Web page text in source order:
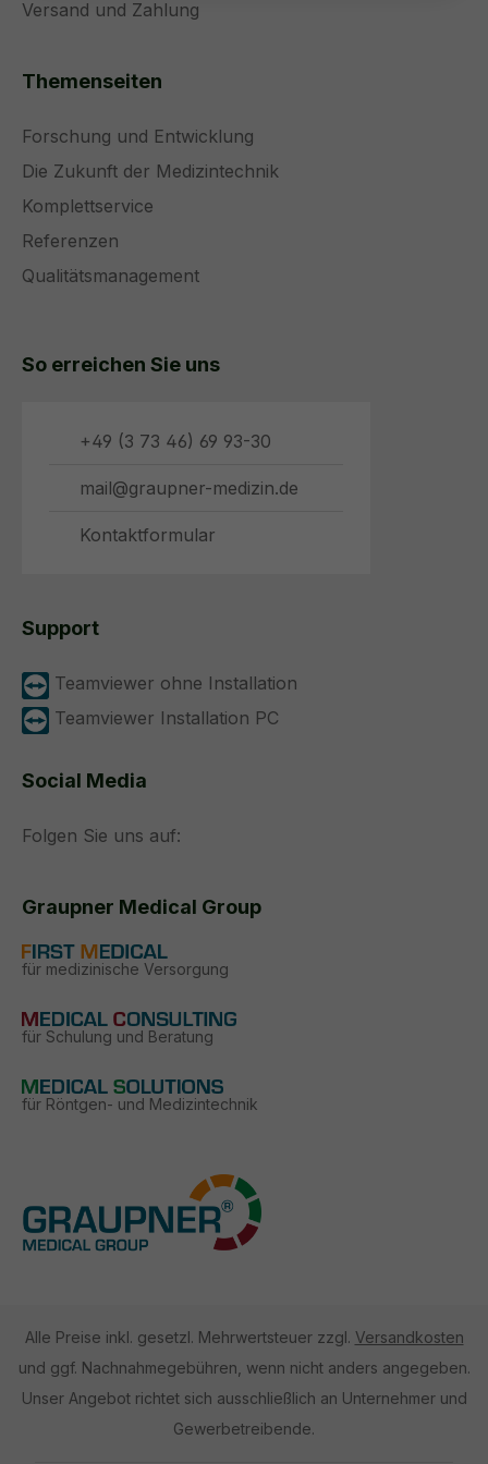
Versand und Zahlung
Themenseiten
Forschung und Entwicklung
Die Zukunft der Medizintechnik
Komplettservice
Referenzen
Qualitätsmanagement
So erreichen Sie uns
+49 (3 73 46) 69 93-30
mail@graupner-medizin.de
Kontaktformular
Support
Teamviewer ohne Installation
Teamviewer Installation PC
Social Media
Folgen Sie uns auf:
Graupner Medical Group
für medizinische Versorgung
für Schulung und Beratung
für Röntgen- und Medizintechnik
Alle Preise inkl. gesetzl. Mehrwertsteuer zzgl. Versandkosten
und ggf. Nachnahmegebühren, wenn nicht anders angegeben.
Unser Angebot richtet sich ausschließlich an Unternehmer und
Gewerbetreibende.